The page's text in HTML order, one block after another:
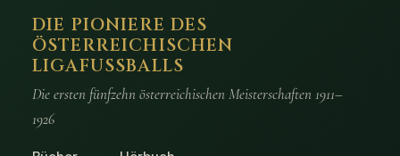
DIE PIONIERE DES
ÖSTERREICHISCHEN
LIGAFUSSBALLS
Die ersten fünfzehn österreichischen Meisterschaften 1911–
1926